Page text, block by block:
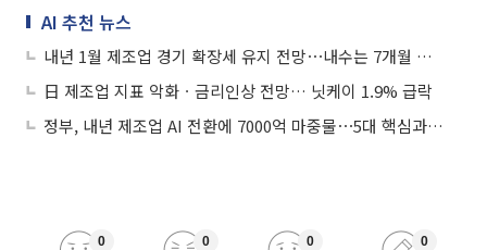
AI 추천 뉴스
내년 1월 제조업 경기 확장세 유지 전망⋯내수는 7개월 만에 부진
日 제조업 지표 악화ㆍ금리인상 전망… 닛케이 1.9% 급락
정부, 내년 제조업 AI 전환에 7000억 마중물⋯5대 핵심과제 확정
0 0 0 0